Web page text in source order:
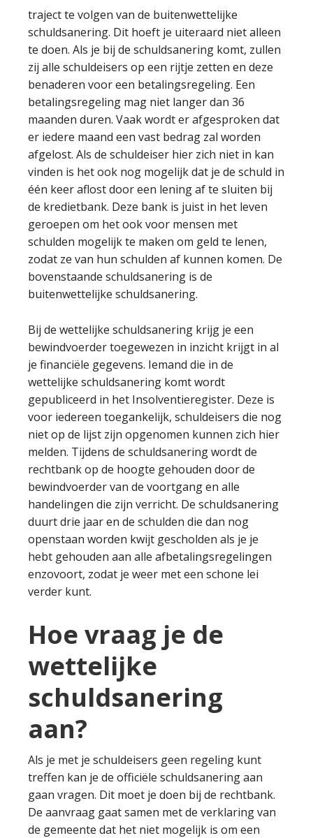
traject te volgen van de buitenwettelijke
schuldsanering. Dit hoeft je uiteraard niet alleen
te doen. Als je bij de schuldsanering komt, zullen
zij alle schuldeisers op een rijtje zetten en deze
benaderen voor een betalingsregeling. Een
betalingsregeling mag niet langer dan 36
maanden duren. Vaak wordt er afgesproken dat
er iedere maand een vast bedrag zal worden
afgelost. Als de schuldeiser hier zich niet in kan
vinden is het ook nog mogelijk dat je de schuld in
één keer aflost door een lening af te sluiten bij
de kredietbank. Deze bank is juist in het leven
geroepen om het ook voor mensen met
schulden mogelijk te maken om geld te lenen,
zodat ze van hun schulden af kunnen komen. De
bovenstaande schuldsanering is de
buitenwettelijke schuldsanering.
Bij de wettelijke schuldsanering krijg je een
bewindvoerder toegewezen in inzicht krijgt in al
je financiële gegevens. Iemand die in de
wettelijke schuldsanering komt wordt
gepubliceerd in het Insolventieregister. Deze is
voor iedereen toegankelijk, schuldeisers die nog
niet op de lijst zijn opgenomen kunnen zich hier
melden. Tijdens de schuldsanering wordt de
rechtbank op de hoogte gehouden door de
bewindvoerder van de voortgang en alle
handelingen die zijn verricht. De schuldsanering
duurt drie jaar en de schulden die dan nog
openstaan worden kwijt gescholden als je je
hebt gehouden aan alle afbetalingsregelingen
enzovoort, zodat je weer met een schone lei
verder kunt.
Hoe vraag je de
wettelijke
schuldsanering
aan?
Als je met je schuldeisers geen regeling kunt
treffen kan je de officiële schuldsanering aan
gaan vragen. Dit moet je doen bij de rechtbank.
De aanvraag gaat samen met de verklaring van
de gemeente dat het niet mogelijk is om een